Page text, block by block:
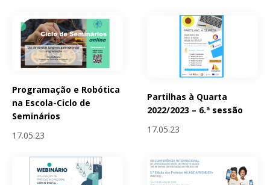
Programação e Robótica
na Escola-Ciclo de
Seminários
17.05.23
Partilhas à Quarta
2022/2023 – 6.ª sessão
17.05.23